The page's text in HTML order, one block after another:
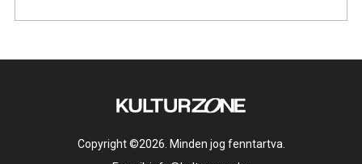
Copyright ©2026. Minden jog fenntartva.